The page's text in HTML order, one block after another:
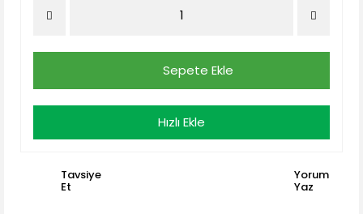
Sepete Ekle
Hızlı Ekle
Tavsiye
Et
Yorum
Yaz